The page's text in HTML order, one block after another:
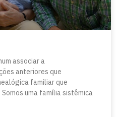
associar a
anteriores que
familiar que
uma família sistêmica